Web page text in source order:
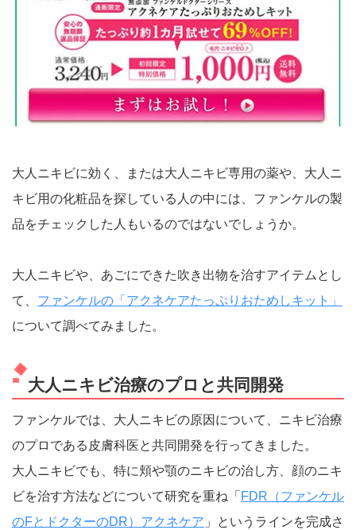
大人ニキビに効く、または大人ニキビ専用の薬や、大人ニ
キビ用の化粧品を探している人の中には、ファンケルの製
品をチェックした人もいるのではないでしょうか。
大人ニキビや、あごにできた吹き出物を治すアイテムとし
て、 ファンケルの「アクネケアたっぷりおためしキット」
について調べてみました。
大人ニキビ治療のプロと共同開発
ファンケルでは、大人ニキビの原因について、ニキビ治療
のプロである皮膚科医と共同開発を行ってきました。
大人ニキビでも、特に頬や顎のニキビの治し方、顔のニキ
ビを治す方法などについて研究を重ね「 FDR（ファンケル
のFとドクターのDR）アクネケア 」というラインを完成さ